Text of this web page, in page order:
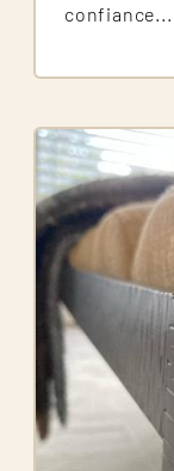
confiance...
Image